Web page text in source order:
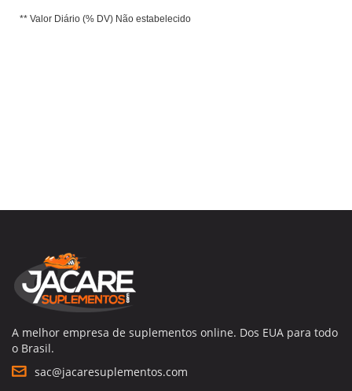
** Valor Diário (% DV) Não estabelecido
A melhor empresa de suplementos online. Dos EUA para todo
o Brasil.
sac@jacaresuplementos.com